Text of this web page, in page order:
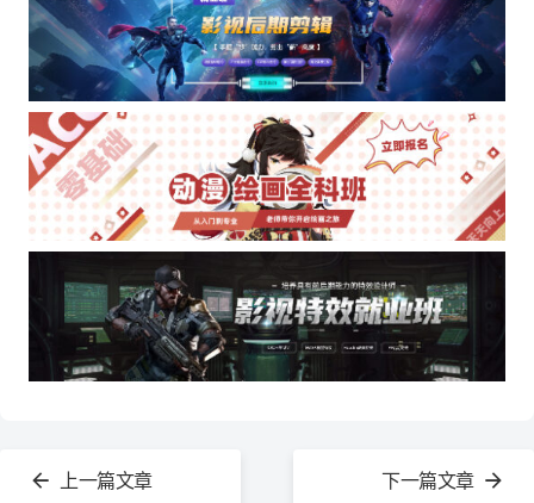
上一篇文章 下一篇文章